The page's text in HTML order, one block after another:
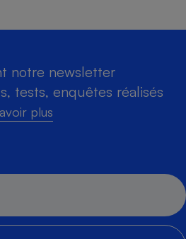
notre newsletter
tests, enquêtes réalisés
plus